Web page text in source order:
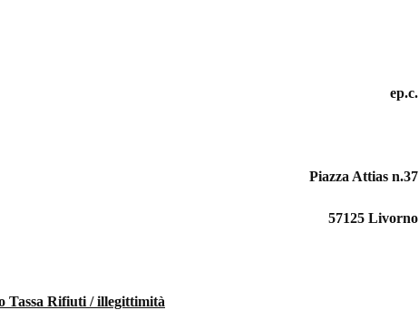
ep.c.
Piazza Attias n.37
57125 Livorno
Tassa Rifiuti / illegittimità